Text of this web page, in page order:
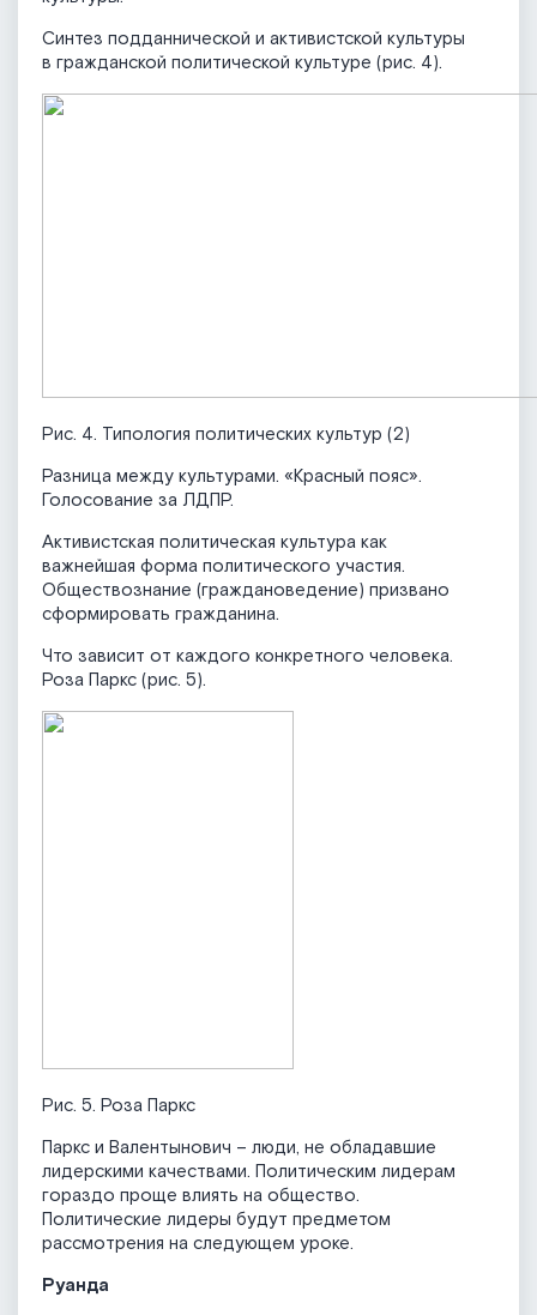
Синтез подданнической и активистской культуры
в гражданской политической культуре (рис. 4).
Рис. 4. Типология политических культур (2)
Разница между культурами. «Красный пояс».
Голосование за ЛДПР.
Активистская политическая культура как
важнейшая форма политического участия.
Обществознание (граждановедение) призвано
сформировать гражданина.
Что зависит от каждого конкретного человека.
Роза Паркс (рис. 5).
Рис. 5. Роза Паркс
Паркс и Валентынович – люди, не обладавшие
лидерскими качествами. Политическим лидерам
гораздо проще влиять на общество.
Политические лидеры будут предметом
рассмотрения на следующем уроке.
Руанда